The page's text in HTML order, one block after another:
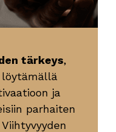
tärkeys,
ja
parhaiten